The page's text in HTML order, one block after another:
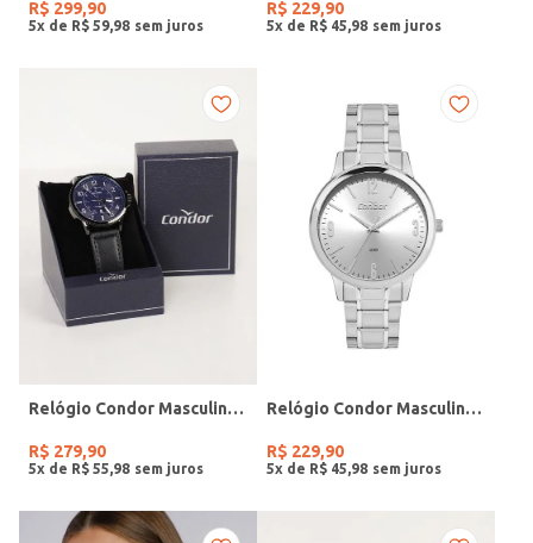
R$ 299,90
5x de R$ 59 98
R$ 229,90
5x de R$ 45 98
Relógio Condor Masculino PRETO
R$ 279,90
5x de R$ 55 98
Relógio Condor Masculino PRATA
R$ 229,90
5x de R$ 45 98